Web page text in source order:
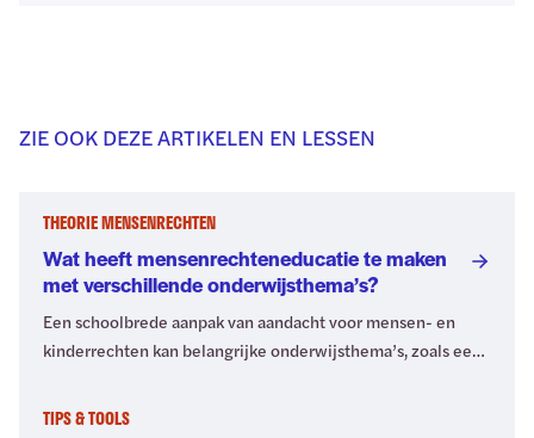
ZIE OOK DEZE ARTIKELEN EN LESSEN
Wat heeft mensenrechteneducatie te maken
met verschillende onderwijsthema’s?
THEORIE MENSENRECHTEN
Een schoolbrede aanpak van aandacht voor mensen- en
kinderrechten kan belangrijke onderwijsthema’s, zoals een
verbinden. Mensenrechten vormen dan de
TIPS & TOOLS